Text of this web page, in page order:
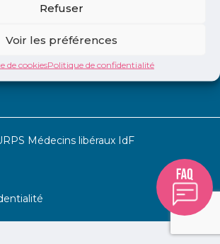
Refuser
Voir les préférences
de cookiesPolitique de confidentialité
à l’installation
Médecins libéraux IdF